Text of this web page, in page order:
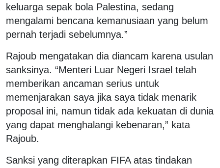
keluarga sepak bola Palestina, sedang
mengalami bencana kemanusiaan yang belum
pernah terjadi sebelumnya.”
Rajoub mengatakan dia diancam karena usulan
sanksinya. “Menteri Luar Negeri Israel telah
memberikan ancaman serius untuk
memenjarakan saya jika saya tidak menarik
proposal ini, namun tidak ada kekuatan di dunia
yang dapat menghalangi kebenaran,” kata
Rajoub.
Sanksi yang diterapkan FIFA atas tindakan